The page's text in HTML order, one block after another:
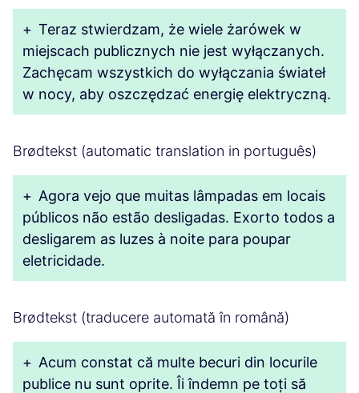
+ Teraz stwierdzam, że wiele żarówek w
miejscach publicznych nie jest wyłączanych.
Zachęcam wszystkich do wyłączania świateł
w nocy, aby oszczędzać energię elektryczną.
Brødtekst (automatic translation in português)
+ Agora vejo que muitas lâmpadas em locais
públicos não estão desligadas. Exorto todos a
desligarem as luzes à noite para poupar
eletricidade.
Brødtekst (traducere automată în română)
+ Acum constat că multe becuri din locurile
publice nu sunt oprite. Îi îndemn pe toți să